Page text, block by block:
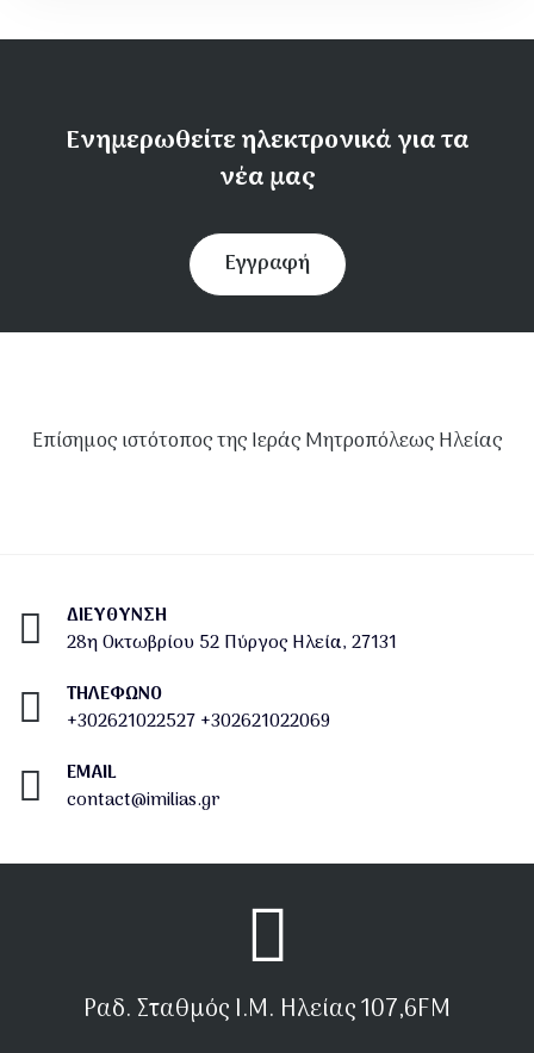
Ενημερωθείτε ηλεκτρονικά για τα
νέα μας
Εγγραφή
Επίσημος ιστότοπος της Ιεράς Μητροπόλεως Ηλείας
ΔΙΕΎΘΥΝΣΗ
28η Οκτωβρίου 52 Πύργος Ηλεία, 27131
ΤΗΛΕΦΩΝΟ
+302621022527 +302621022069
EMAIL
contact@imilias.gr
Ραδ. Σταθμός Ι.Μ. Ηλείας 107,6FM